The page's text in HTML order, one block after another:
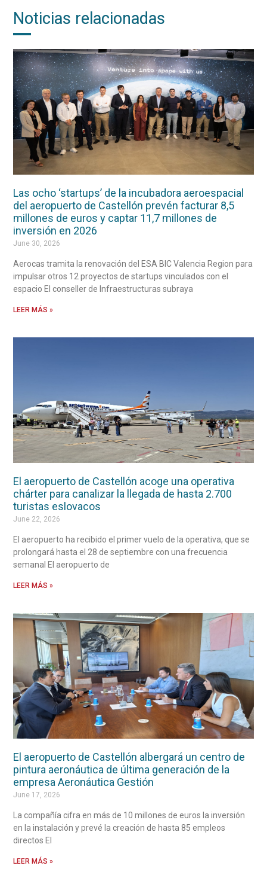
Noticias relacionadas
Las ocho ‘startups’ de la incubadora aeroespacial
del aeropuerto de Castellón prevén facturar 8,5
millones de euros y captar 11,7 millones de
inversión en 2026
June 30, 2026
Aerocas tramita la renovación del ESA BIC Valencia Region para
impulsar otros 12 proyectos de startups vinculados con el
espacio El conseller de Infraestructuras subraya
LEER MÁS »
El aeropuerto de Castellón acoge una operativa
chárter para canalizar la llegada de hasta 2.700
turistas eslovacos
June 22, 2026
El aeropuerto ha recibido el primer vuelo de la operativa, que se
prolongará hasta el 28 de septiembre con una frecuencia
semanal El aeropuerto de
LEER MÁS »
El aeropuerto de Castellón albergará un centro de
pintura aeronáutica de última generación de la
empresa Aeronáutica Gestión
June 17, 2026
La compañía cifra en más de 10 millones de euros la inversión
en la instalación y prevé la creación de hasta 85 empleos
directos El
LEER MÁS »